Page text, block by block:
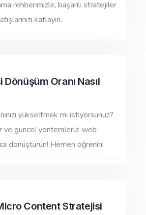
rehberimizle, başarılı stratejiler
katlayın.
Dönüşüm Oranı Nasıl
yükseltmek mi istiyorsunuz?
ve güncel yöntemlerle web
dönüştürün! Hemen öğrenin!
Content Stratejisi